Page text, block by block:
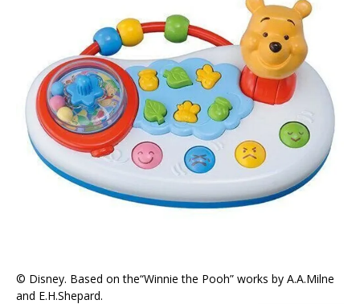
©︎ Disney. Based on the“Winnie the Pooh” works by A.A.Milne
and E.H.Shepard.